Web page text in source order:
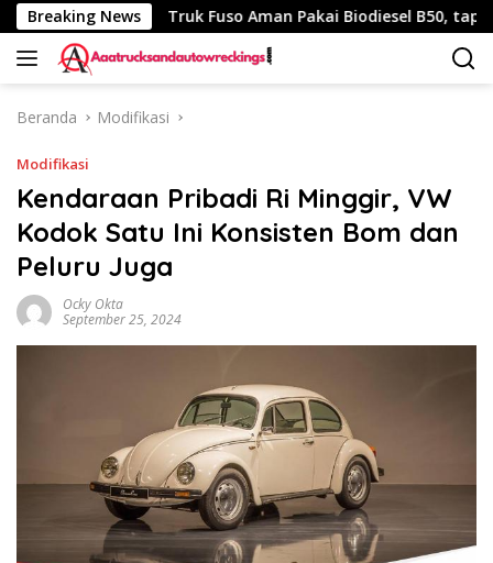
Langsung
ke
konten
Breaking News
Km Truk Fuso Aman Pakai Biodiesel B50, tapi Ada
Beranda Modifikasi
Modifikasi
Kendaraan Pribadi Ri Minggir, VW
Kodok Satu Ini Konsisten Bom dan
Peluru Juga
Ocky Okta
September 25, 2024